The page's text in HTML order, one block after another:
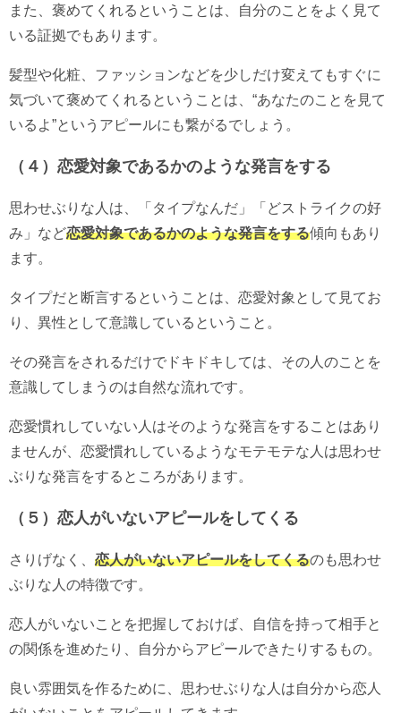
また、褒めてくれるということは、自分のことをよく見て
いる証拠でもあります。
髪型や化粧、ファッションなどを少しだけ変えてもすぐに
気づいて褒めてくれるということは、“あなたのことを見て
いるよ”というアピールにも繋がるでしょう。
（４）恋愛対象であるかのような発言をする
思わせぶりな人は、「タイプなんだ」「どストライクの好
み」など恋愛対象であるかのような発言をする傾向もあり
ます。
タイプだと断言するということは、恋愛対象として見てお
り、異性として意識しているということ。
その発言をされるだけでドキドキしては、その人のことを
意識してしまうのは自然な流れです。
恋愛慣れしていない人はそのような発言をすることはあり
ませんが、恋愛慣れしているようなモテモテな人は思わせ
ぶりな発言をするところがあります。
（５）恋人がいないアピールをしてくる
さりげなく、 恋人がいないアピールをしてくるのも思わせ
ぶりな人の特徴です。
恋人がいないことを把握しておけば、自信を持って相手と
の関係を進めたり、自分からアピールできたりするもの。
良い雰囲気を作るために、思わせぶりな人は自分から恋人